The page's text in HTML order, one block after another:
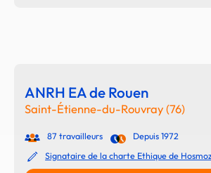
ANRH EA de Rouen
Saint-Étienne-du-Rouvray (76)
87 travailleurs
Depuis 1972
Signataire de la charte Ethique de